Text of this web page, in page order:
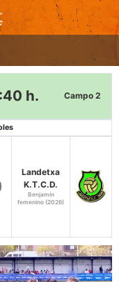
h. Campo 2
Landetxa
K.T.C.D.
Benjamín
femenino (2026)